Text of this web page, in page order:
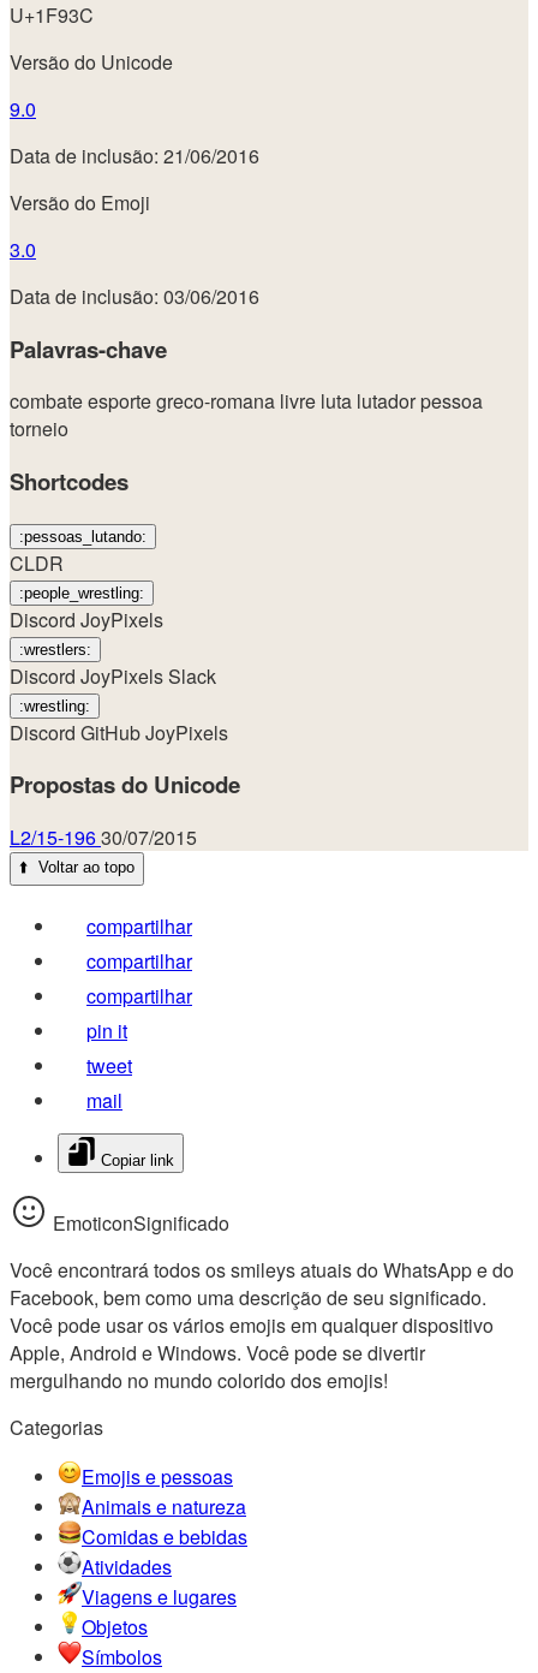
U+1F93C
Versão do Unicode
9.0
Data de inclusão: 21/06/2016
Versão do Emoji
3.0
Data de inclusão: 03/06/2016
Palavras-chave
combateesportegreco-romana livre luta lutador pessoa
torneio
Shortcodes
:pessoas_lutando:
CLDR
:people_wrestling:
Discord JoyPixels
:wrestlers:
Discord JoyPixelsSlack
:wrestling:
Discord GitHubJoyPixels
Propostas do Unicode
L2/15-19630/07/2015
⬆️ Voltar ao topo
compartilhar
compartilhar
compartilhar
pin it
tweet
mail
Copiar link
EmoticonSignificado
Você encontrará todos os smileys atuais do WhatsApp e do
Facebook, bem como uma descrição de seu significado.
Você pode usar os vários emojis em qualquer dispositivo
Apple, Android e Windows. Você pode se divertir
mergulhando no mundo colorido dos emojis!
Categorias
Emojis e pessoas
Animais e natureza
Comidas e bebidas
Atividades
Viagens e lugares
Objetos
Símbolos